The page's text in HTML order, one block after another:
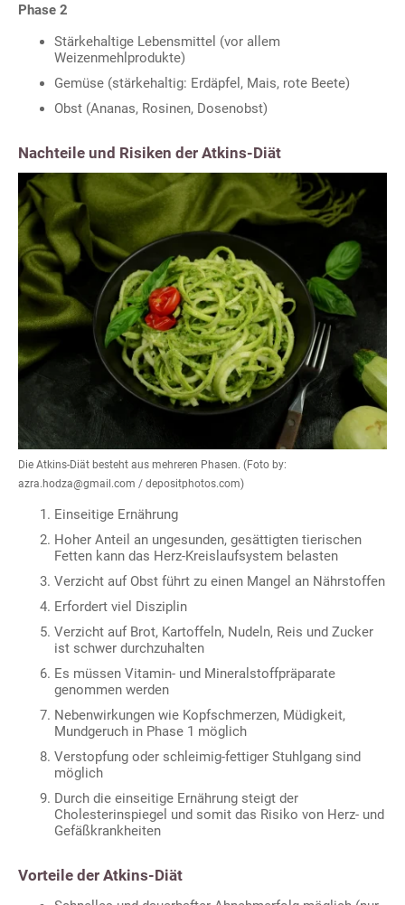
Phase 2
Stärkehaltige Lebensmittel (vor allem
Weizenmehlprodukte)
Gemüse (stärkehaltig: Erdäpfel, Mais, rote Beete)
Obst (Ananas, Rosinen, Dosenobst)
Nachteile und Risiken der Atkins-Diät
Die Atkins-Diät besteht aus mehreren Phasen. (Foto by:
azra.hodza@gmail.com / depositphotos.com)
Einseitige Ernährung
Hoher Anteil an ungesunden, gesättigten tierischen
Fetten kann das Herz-Kreislaufsystem belasten
Verzicht auf Obst führt zu einen Mangel an Nährstoffen
Erfordert viel Disziplin
Verzicht auf Brot, Kartoffeln, Nudeln, Reis und Zucker
ist schwer durchzuhalten
Es müssen Vitamin- und Mineralstoffpräparate
genommen werden
Nebenwirkungen wie Kopfschmerzen, Müdigkeit,
Mundgeruch in Phase 1 möglich
Verstopfung oder schleimig-fettiger Stuhlgang sind
möglich
Durch die einseitige Ernährung steigt der
Cholesterinspiegel und somit das Risiko von Herz- und
Gefäßkrankheiten
Vorteile der Atkins-Diät